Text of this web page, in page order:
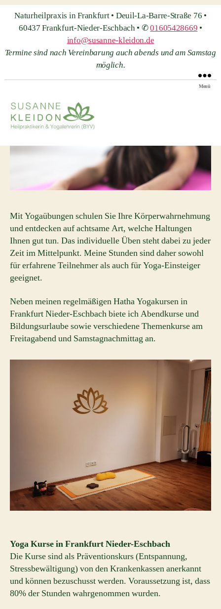
Naturheilpraxis in Frankfurt • Deuil-La-Barre-Straße 76 •
60437 Frankfurt-Nieder-Eschbach • ✆01605428669 •
info@susanne-kleidon.de
Termine sind nach Vereinbarung auch abends und am Samstag
möglich.
Susanne
Kleidon
Menü
Mit Yogaübungen schulen Sie Ihre Körperwahrnehmung
und entdecken auf achtsame Art, welche Haltungen
Ihnen gut tun. Das individuelle Üben steht dabei zu jeder
Zeit im Mittelpunkt. Meine Stunden sind daher sowohl
für erfahrene Teilnehmer als auch für Yoga-Einsteiger
geeignet.
Neben meinen regelmäßigen Hatha Yogakursen in
Frankfurt Nieder-Eschbach biete ich Abendkurse und
Bildungsurlaube sowie verschiedene Themenkurse am
Freitagabend und Samstagnachmittag an.
Yoga Kurse in Frankfurt Nieder-Eschbach
Die Kurse sind als Präventionskurs (Entspannung,
Stressbewältigung) von den Krankenkassen anerkannt
und können bezuschusst werden. Voraussetzung ist, dass
80% der Stunden wahrgenommen wurden.